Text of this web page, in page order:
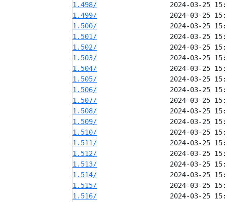
1.498/
1.499/
1.500/
1.501/
1.502/
1.503/
1.504/
1.505/
1.506/
1.507/
1.508/
1.509/
1.510/
1.511/
1.512/
1.513/
1.514/
1.515/
1.516/